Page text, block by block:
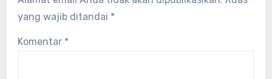
yang wajib ditandai *
Komentar *